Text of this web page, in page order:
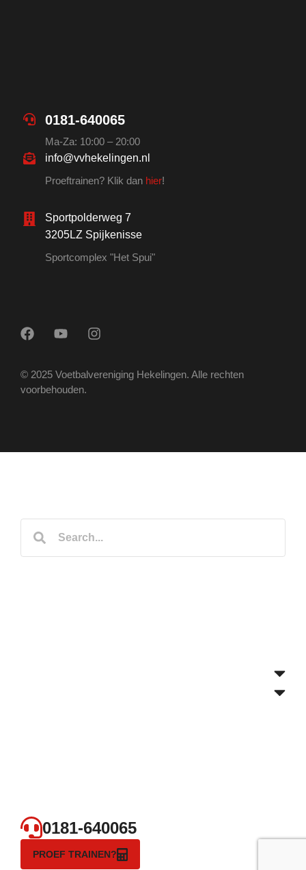
0181-640065
Ma-Za: 10:00 – 20:00
info@vvhekelingen.nl
Proeftrainen? Klik dan hier!
Sportpolderweg 7
3205LZ Spijkenisse
Sportcomplex "Het Spui"
© 2025 Voetbalvereniging Hekelingen. Alle rechten
voorbehouden.
0181-640065
PROEF TRAINEN?